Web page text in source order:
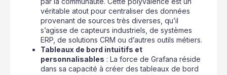
véritable atout pour centraliser des données
provenant de sources très diverses, qu’il
s’agisse de capteurs industriels, de systèmes
ERP, de solutions CRM ou d’autres outils métiers.
Tableaux de bord intuitifs et
personnalisables : La force de Grafana réside
dans sa capacité à créer des tableaux de bord